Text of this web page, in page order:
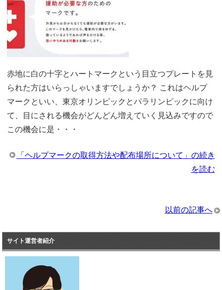
赤地に白の十字とハートマークという目立つプレートを見
られた方はいらっしゃいますでしょうか？ これはヘルプ
マークといい、東京オリンピックとパラリンピックに向け
て、目にされる機会がどんどん増えていく見込みですので
この機会に是・・・
「ヘルプマークの取得方法や配布場所について」の続き
を読む
以前の記事へ
サイト運営者紹介